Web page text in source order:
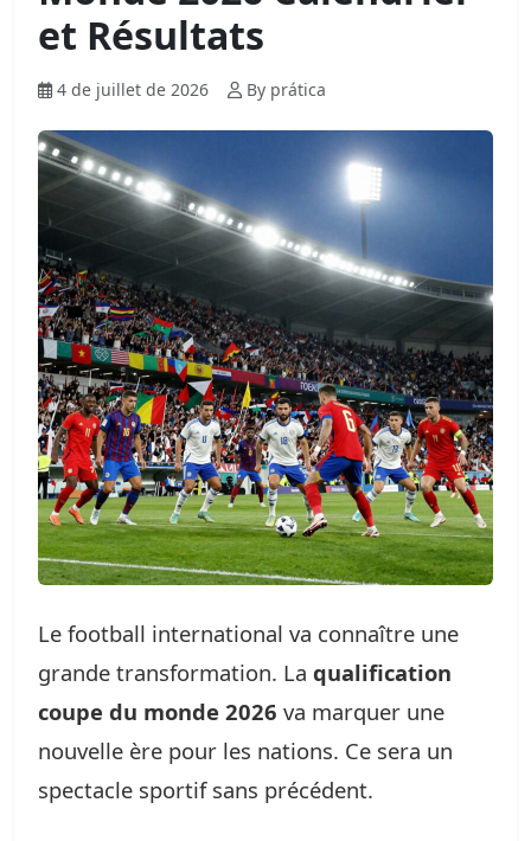
et Résultats
4 de juillet de 2026 By prática
Le football international va connaître une
grande transformation. La qualification
coupe du monde 2026 va marquer une
nouvelle ère pour les nations. Ce sera un
spectacle sportif sans précédent.